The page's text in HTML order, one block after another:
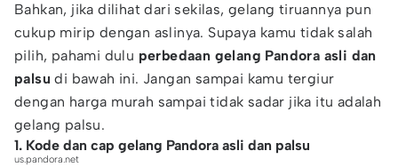
Bahkan, jika dilihat dari sekilas, gelang tiruannya pun
cukup mirip dengan aslinya. Supaya kamu tidak salah
pilih, pahami dulu perbedaan gelang Pandora asli dan
palsudi bawah ini. Jangan sampai kamu tergiur
dengan harga murah sampai tidak sadar jika itu adalah
gelang palsu.
1. Kode dan cap gelang Pandora asli dan palsu
us.pandora.net